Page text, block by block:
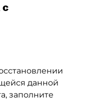
данной
заполните